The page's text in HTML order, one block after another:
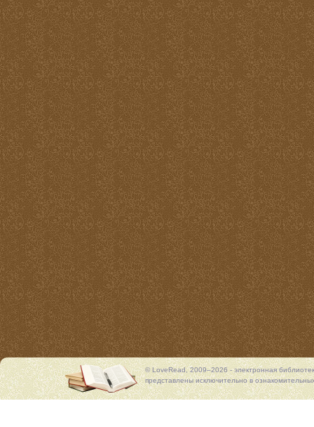
© LoveRead, 2009–2026 - электронная
представлены исключительно в